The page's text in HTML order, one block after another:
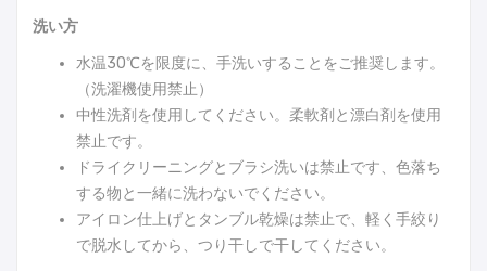
洗い方
水温30℃を限度に、手洗いすることをご推奨します。
（洗濯機使用禁止）
中性洗剤を使用してください。柔軟剤と漂白剤を使用
禁止です。
ドライクリーニングとブラシ洗いは禁止です、色落ち
する物と一緒に洗わないでください。
アイロン仕上げとタンブル乾燥は禁止で、軽く手絞り
で脱水してから、つり干しで干してください。